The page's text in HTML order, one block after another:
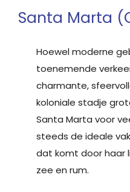
Santa Marta
Hoewel moderne
toenemende
charmante,
koloniale stadje
Santa Marta voor
steeds de ideale
dat komt door haar
zee en rum.